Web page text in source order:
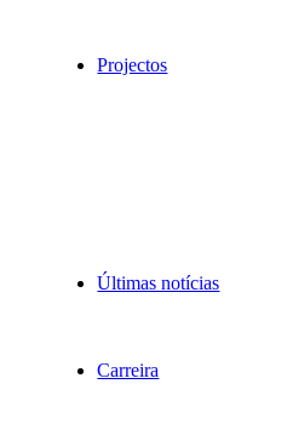
Projectos
Últimas notícias
Carreira